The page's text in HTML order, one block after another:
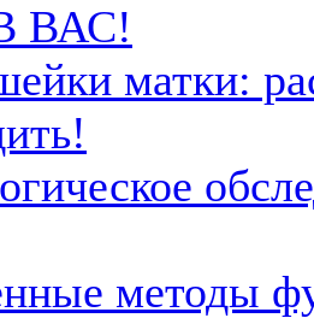
ВАС!
матки:
методы